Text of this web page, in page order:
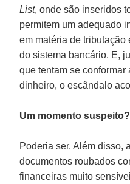
List, onde são inseridos
permitem um adequado
em matéria de tributação
do sistema bancário. E,
que tentam se
dinheiro, o escândalo
Um momento suspeito?
Poderia ser. Além disso,
documentos roubados
financeiras muito